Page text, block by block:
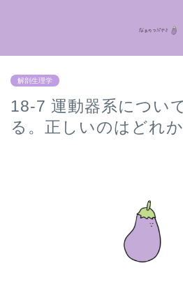
解剖生理学
18-7 運動器系につい
る。正しいのはどれか